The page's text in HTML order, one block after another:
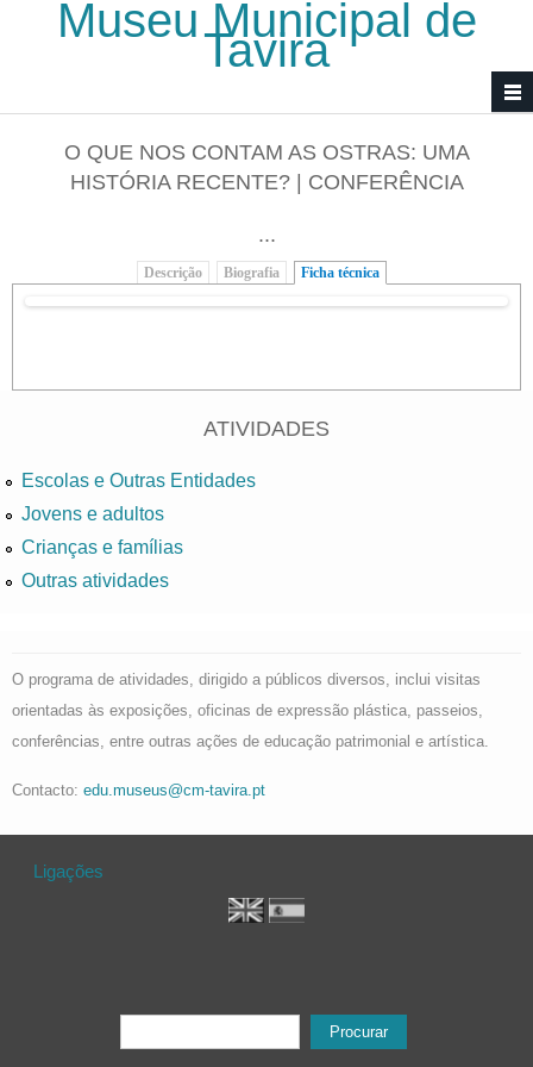
Passar para o conteúdo principal
Museu Municipal de
Tavira
O QUE NOS CONTAM AS OSTRAS: UMA
HISTÓRIA RECENTE? | CONFERÊNCIA
...
Descrição Biografia Ficha técnica
ATIVIDADES
Escolas e Outras Entidades
Jovens e adultos
Crianças e famílias
Outras atividades
O programa de atividades, dirigido a públicos diversos, inclui visitas
orientadas às exposições, oficinas de expressão plástica, passeios,
conferências, entre outras ações de educação patrimonial e artística.
Contacto: edu.museus@cm-tavira.pt
Ligações
Formulário de procura